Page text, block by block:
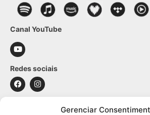
Gerenciar
Canal YouTube
Redes sociais